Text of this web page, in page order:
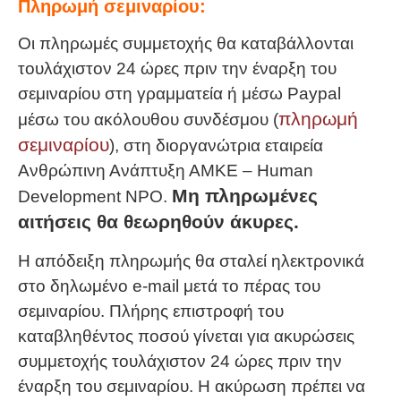
Πληρωμή σεμιναρίου:
Οι πληρωμές συμμετοχής θα καταβάλλονται
τουλάχιστον 24 ώρες πριν την έναρξη του
σεμιναρίου στη γραμματεία ή μέσω Paypal
μέσω του ακόλουθου συνδέσμου (πληρωμή
σεμιναρίου), στη διοργανώτρια εταιρεία
Ανθρώπινη Ανάπτυξη ΑΜΚΕ – Human
Development NPO. Μη πληρωμένες
αιτήσεις θα θεωρηθούν άκυρες.
Η απόδειξη πληρωμής θα σταλεί ηλεκτρονικά
στο δηλωμένο e-mail μετά το πέρας του
σεμιναρίου. Πλήρης επιστροφή του
καταβληθέντος ποσού γίνεται για ακυρώσεις
συμμετοχής τουλάχιστον 24 ώρες πριν την
έναρξη του σεμιναρίου. Η ακύρωση πρέπει να